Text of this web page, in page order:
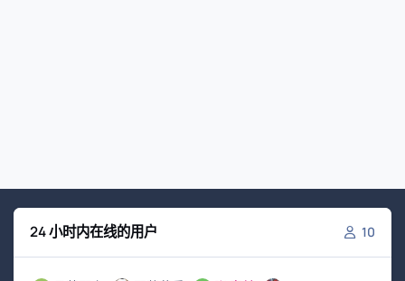
24 小时内在线的用户 10